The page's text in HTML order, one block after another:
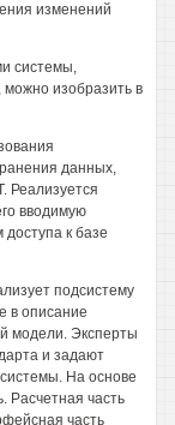
изменений
системы,
изобразить в
данных,
вводимую
к базе
подсистему
в описание
модели. Эксперты
и задают
На основе
Расчетная часть
часть